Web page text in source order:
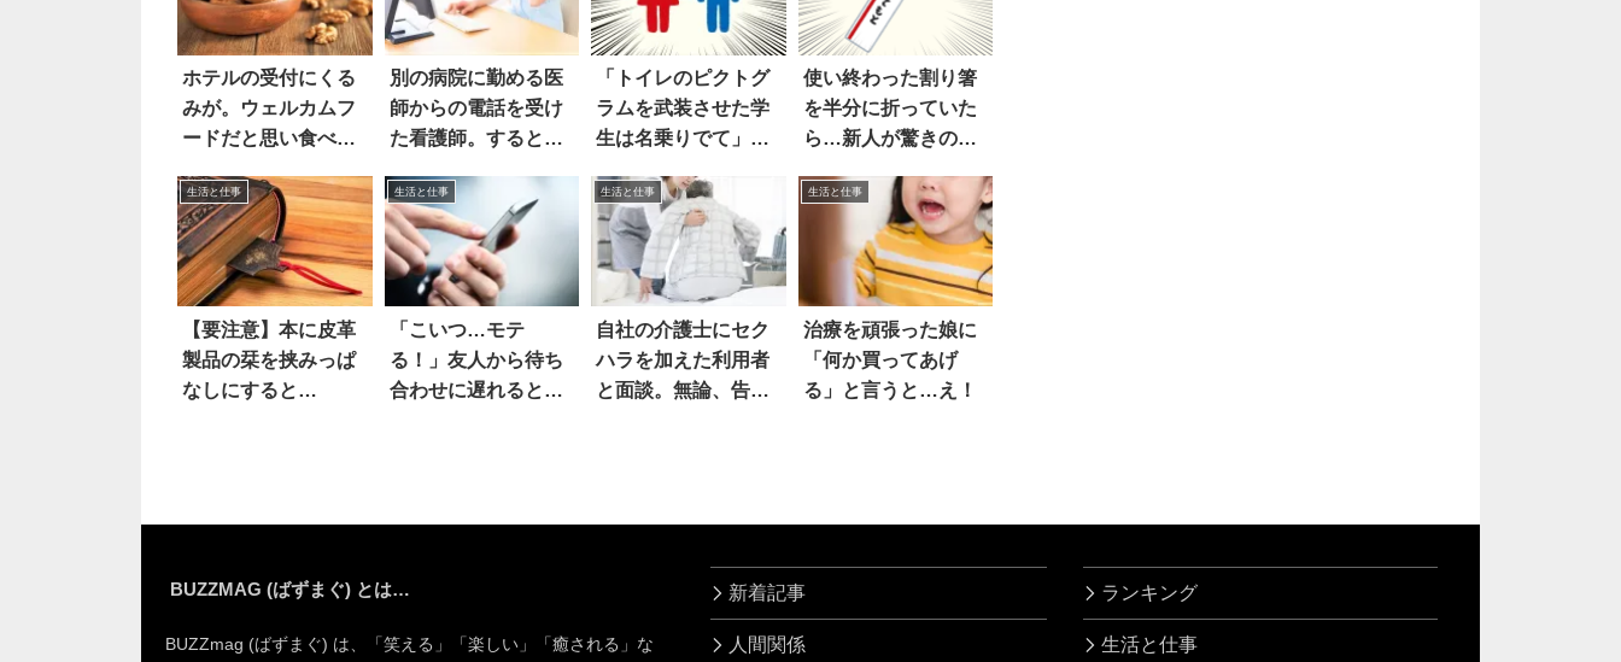
ホテルの受付にくる
みが。ウェルカムフ
ードだと思い食べて
別の病院に勤める医
師からの電話を受け
た看護師。すると…
「トイレのピクトグ
ラムを武装させた学
生は名乗りでて」見
使い終わった割り箸
を半分に折っていた
ら…新人が驚きの訴
生活と仕事
【要注意】本に皮革
製品の栞を挟みっぱ
なしにすると…
生活と仕事
「こいつ…モテ
る！」友人から待ち
合わせに遅れると連
生活と仕事
自社の介護士にセク
ハラを加えた利用者
と面談。無論、告げ
生活と仕事
治療を頑張った娘に
「何か買ってあげ
る」と言うと…え！
BUZZMAG (ばずまぐ) とは…
BUZZmag (ばずまぐ) は、「笑える」「楽しい」「癒される」な
新着記事
人間関係
ランキング
生活と仕事